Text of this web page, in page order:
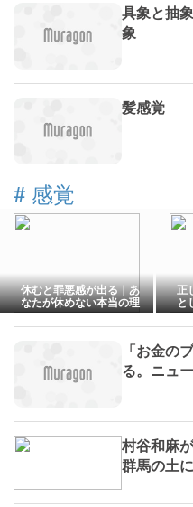
具象と抽
象
髪感覚
# 感覚
休むと罪悪感が出る｜あ
なたが休めない本当の理
由
正
と
い
「お金の
る。ニュ
村谷和麻
群馬の土